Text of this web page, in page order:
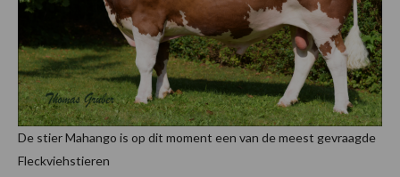
De stier Mahango is op dit moment een van de meest gevraagde
Fleckviehstieren